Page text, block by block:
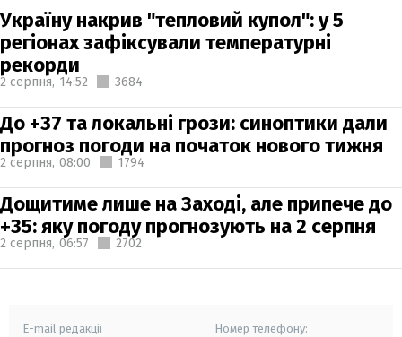
Україну накрив "тепловий купол": у 5
регіонах зафіксували температурні
рекорди
2 серпня, 14:52 3684
До +37 та локальні грози: синоптики дали
прогноз погоди на початок нового тижня
2 серпня, 08:00 1794
Дощитиме лише на Заході, але припече до
+35: яку погоду прогнозують на 2 серпня
2 серпня, 06:57 2702
E-mail редакції Номер телефону: